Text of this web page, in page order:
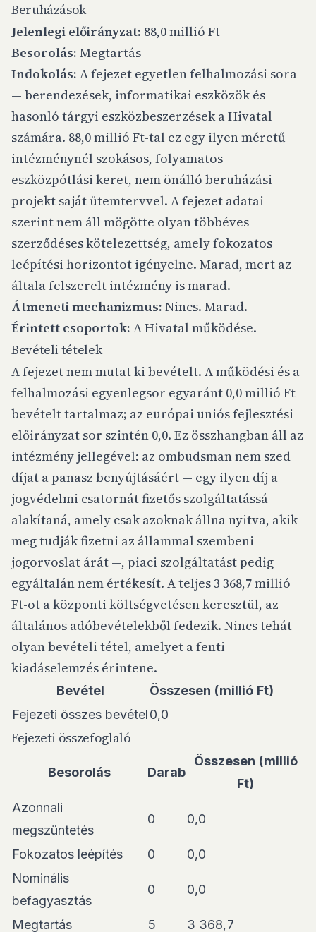
Beruházások
Jelenlegi előirányzat: 88,0 millió Ft
Besorolás: Megtartás
Indokolás: A fejezet egyetlen felhalmozási sora
— berendezések, informatikai eszközök és
hasonló tárgyi eszközbeszerzések a Hivatal
számára. 88,0 millió Ft-tal ez egy ilyen méretű
intézménynél szokásos, folyamatos
eszközpótlási keret, nem önálló beruházási
projekt saját ütemtervvel. A fejezet adatai
szerint nem áll mögötte olyan többéves
szerződéses kötelezettség, amely fokozatos
leépítési horizontot igényelne. Marad, mert az
általa felszerelt intézmény is marad.
Átmeneti mechanizmus: Nincs. Marad.
Érintett csoportok: A Hivatal működése.
Bevételi tételek
A fejezet nem mutat ki bevételt. A működési és a
felhalmozási egyenlegsor egyaránt 0,0 millió Ft
bevételt tartalmaz; az európai uniós fejlesztési
előirányzat sor szintén 0,0. Ez összhangban áll az
intézmény jellegével: az ombudsman nem szed
díjat a panasz benyújtásáért — egy ilyen díj a
jogvédelmi csatornát fizetős szolgáltatássá
alakítaná, amely csak azoknak állna nyitva, akik
meg tudják fizetni az állammal szembeni
jogorvoslat árát —, piaci szolgáltatást pedig
egyáltalán nem értékesít. A teljes 3 368,7 millió
Ft-ot a központi költségvetésen keresztül, az
általános adóbevételekből fedezik. Nincs tehát
olyan bevételi tétel, amelyet a fenti
kiadáselemzés érintene.
Bevétel
Összesen (millió Ft)
Fejezeti összes bevétel0,0
Fejezeti összefoglaló
Besorolás Darab
Összesen (millió
Ft)
Azonnali
megszüntetés
0 0,0
Fokozatos leépítés 0
0,0
Nominális
befagyasztás
0 0,0
Megtartás 5
3 368,7